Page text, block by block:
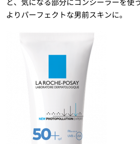
よりパーフェクトな男前スキンに。